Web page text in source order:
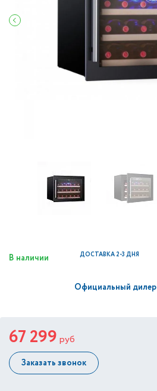
В наличии ДОСТАВКА 2-3 ДНЯ
Официальный дилер
67 299 руб
Заказать звонок